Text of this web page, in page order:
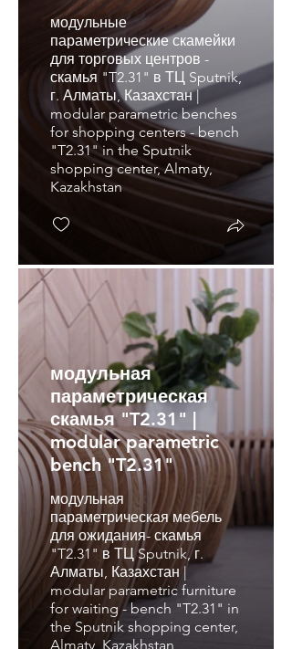
модульные
параметрические скамейки
для торговых центров -
скамья "T2.31" в ТЦ Sputnik,
г. Алматы, Казахстан |
modular parametric benches
for shopping centers - bench
"T2.31" in the Sputnik
shopping center, Almaty,
Kazakhstan
модульная
параметрическая
скамья "T2.31" |
modular parametric
bench "T2.31"
модульная
параметрическая мебель
для ожидания- скамья
"T2.31" в ТЦ Sputnik, г.
Алматы, Казахстан |
modular parametric furniture
for waiting - bench "T2.31" in
the Sputnik shopping center,
Almaty, Kazakhstan
модульная
параметрическая
скамья "T2.31" для
общественных мест
| modular parametric
bench "T2.31" for